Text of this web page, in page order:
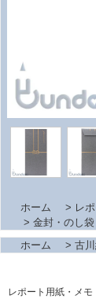
ホーム > レ
> 金封・のし
ホーム
> 古
レポート用紙・メモ